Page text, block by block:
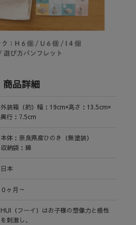
商品詳細
外装箱（約）幅：19cm×高さ：13.5cm×
奥行：7.5cm
本体：奈良県産ひのき（無塗装）
収納袋：綿
日本
０ヶ月～
HUI（フーイ）はお子様の想像力と感性
を刺激し、